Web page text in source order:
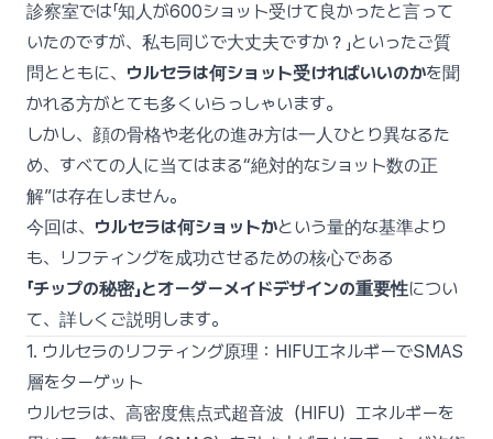
診察室では「知人が600ショット受けて良かったと言って
いたのですが、私も同じで大丈夫ですか？」といったご質
問とともに、 ウルセラは何ショット受ければいいのかを聞
かれる方がとても多くいらっしゃいます。
しかし、顔の骨格や老化の進み方は一人ひとり異なるた
め、すべての人に当てはまる“絶対的なショット数の正
解”は存在しません。
今回は、 ウルセラは何ショットかという量的な基準より
も、リフティングを成功させるための核心である
「チップの秘密」とオーダーメイドデザインの重要性につい
て、詳しくご説明します。
1. ウルセラのリフティング原理：HIFUエネルギーでSMAS
層をターゲット
ウルセラは、高密度焦点式超音波（HIFU）エネルギーを